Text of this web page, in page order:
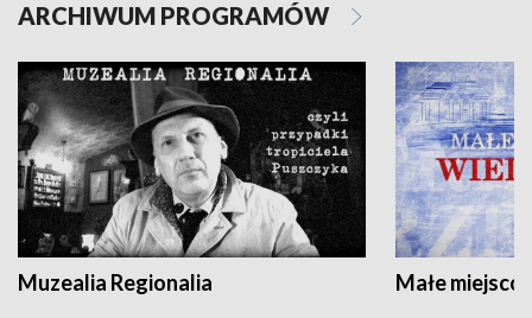
ARCHIWUM PROGRAMÓW
Muzealia Regionalia Małe